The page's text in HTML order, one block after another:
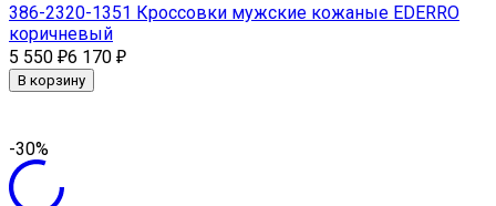
386-2320-1351 Кроссовки мужские кожаные EDERRO
коричневый
5 550 ₽6 170 ₽
В корзину
-30%